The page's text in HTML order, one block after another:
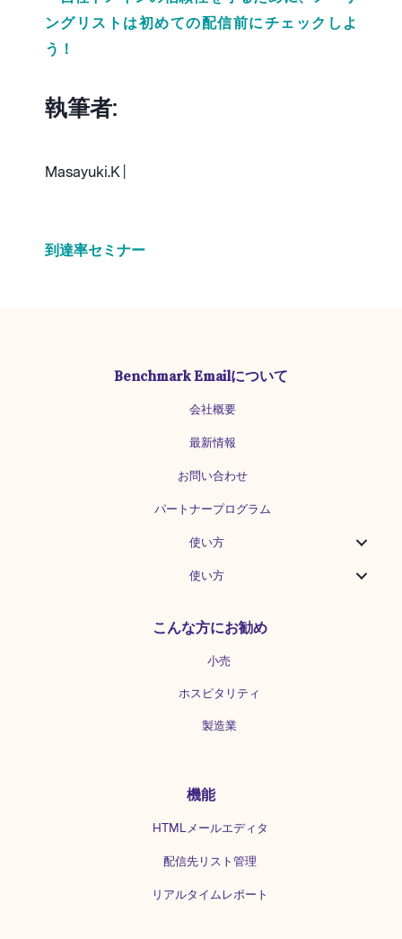
ングリストは初めての配信前にチェックしよ
う！
執筆者:
Masayuki.K |
到達率セミナー
Benchmark Emailについて
会社概要
最新情報
お問い合わせ
パートナープログラム
使い方
使い方
こんな方にお勧め
小売
ホスピタリティ
製造業
機能
HTMLメールエディタ
配信先リスト管理
リアルタイムレポート